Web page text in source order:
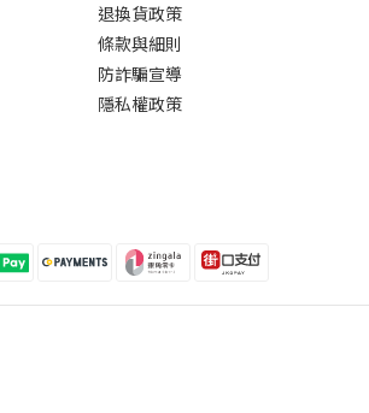
退換貨政策
條款與細則
防詐騙宣導
隱私權政策